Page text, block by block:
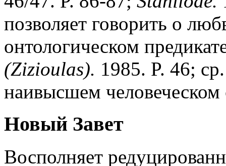
позволяет говорить о
онтологическом
(Zizioulas). 1985. P. 46;
наивысшем человеческом
Новый Завет
Восполняет